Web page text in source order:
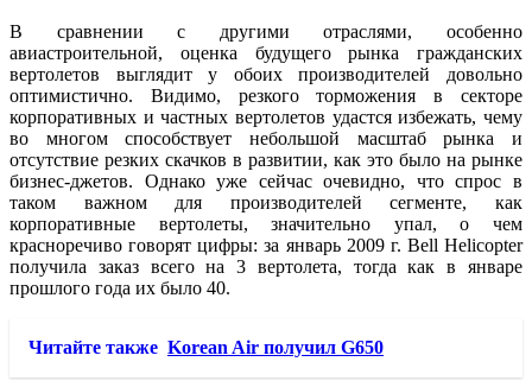
В сравнении с другими отраслями, особенно
авиастроительной, оценка будущего рынка гражданских
вертолетов выглядит у обоих производителей довольно
оптимистично. Видимо, резкого торможения в секторе
корпоративных и частных вертолетов удастся избежать, чему
во многом способствует небольшой масштаб рынка и
отсутствие резких скачков в развитии, как это было на рынке
бизнес-джетов. Однако уже сейчас очевидно, что спрос в
таком важном для производителей сегменте, как
корпоративные вертолеты, значительно упал, о чем
красноречиво говорят цифры: за январь 2009 г. Bell Helicopter
получила заказ всего на 3 вертолета, тогда как в январе
прошлого года их было 40.
Читайте также Korean Air получил G650